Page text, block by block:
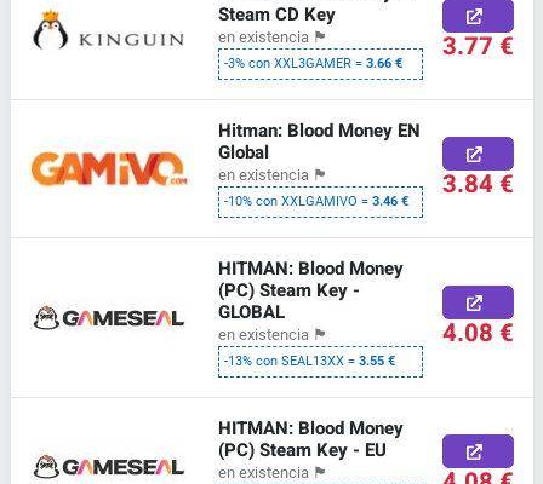
Steam CD Key
en existencia 🏴
-3% con XXL3GAMER =3.66 € 3.77 €
Hitman: Blood Money EN
Global
en existencia 🏴
-10% con XXLGAMIVO =3.46 € 3.84 €
HITMAN: Blood Money
(PC) Steam Key -
GLOBAL
en existencia 🏴
-13% con SEAL13XX =3.55 €
4.08 €
HITMAN: Blood Money
(PC) Steam Key - EU
en existencia 🏴